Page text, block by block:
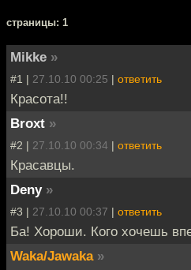
cтраницы: 1
Mikke »
#1 | 27.10.10 00:25 | ответить
Красота!!
Broxt »
#2 | 27.10.10 00:34 | ответить
Красавцы.
Deny »
#3 | 27.10.10 00:37 | ответить
Ба! Хороши. Кого хочешь
Waka/Jawaka »